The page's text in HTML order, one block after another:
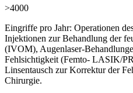
>4000
Eingriffe pro Jahr: Operationen
Injektionen zur Behandlung der
(IVOM), Augenlaser-
Fehlsichtigkeit (Femto- LASIK/
Linsentausch zur Korrektur der
Chirurgie.